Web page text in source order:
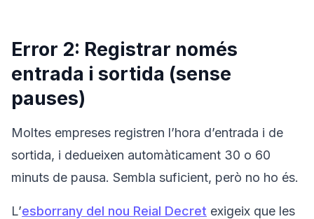
Error 2: Registrar només
entrada i sortida (sense
pauses)
Moltes empreses registren l’hora d’entrada i de
sortida, i dedueixen automàticament 30 o 60
minuts de pausa. Sembla suficient, però no ho és.
L’esborrany del nou Reial Decret exigeix que les